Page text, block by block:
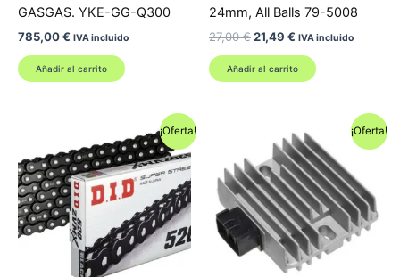
GASGAS. YKE-GG-Q300
785,00€ IVA incluido
Añadir al carrito
24mm, All Balls 79-5008
27,00€El
original
era:
21,49 € El
actual
es:
IVA incluido
Añadir al carrito
¡Oferta! ¡Oferta!